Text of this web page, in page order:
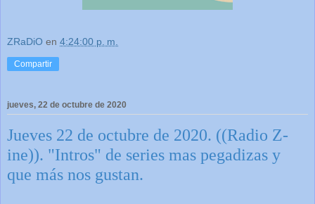
ZRaDiO en 4:24:00 p. m.
Compartir
jueves, 22 de octubre de 2020
Jueves 22 de octubre de 2020. ((Radio Z-
ine)). "Intros" de series mas pegadizas y
que más nos gustan.